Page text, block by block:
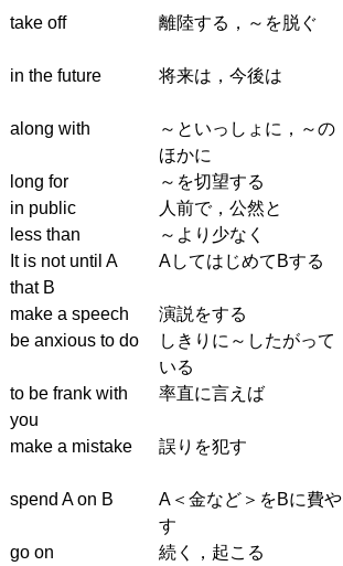
take off 離陸する，～を脱ぐ
in the future 将来は，今後は
along with
～といっしょに，～の
ほかに
long for ～を切望する
in public
人前で，公然と
less than
～より少なく
It is not until A
that B
AしてはじめてBする
make a speech 演説をする
be anxious to do
しきりに～したがって
いる
to be frank with
you
率直に言えば
make a mistake 誤りを犯す
spend A on B
A＜金など＞をBに費や
す
go on 続く，起こる